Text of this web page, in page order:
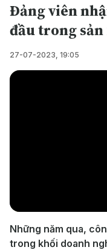
Đảng viên
đầu trong
27-07-2023, 19:05
Những năm qua,
trong khối doanh